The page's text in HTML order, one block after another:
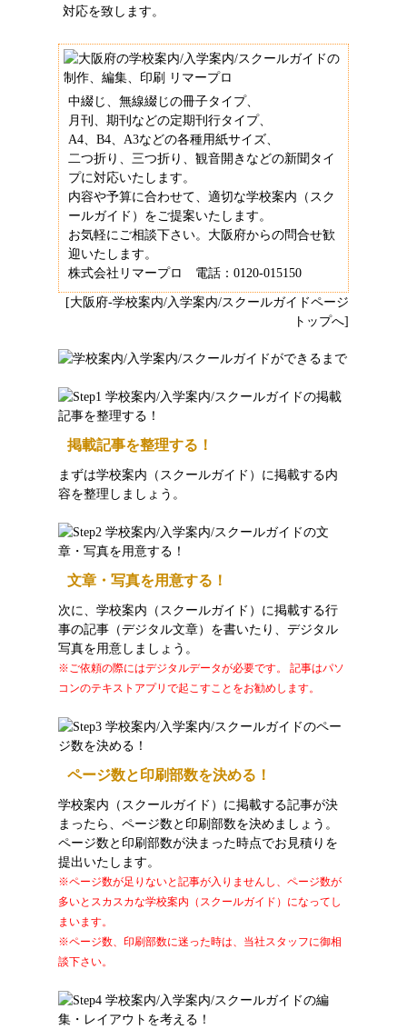
対応を致します。
中綴じ、無線綴じの冊子タイプ、
月刊、期刊などの定期刊行タイプ、
A4、B4、A3などの各種用紙サイズ、
二つ折り、三つ折り、観音開きなどの新聞タイ
プに対応いたします。
内容や予算に合わせて、適切な学校案内（スク
ールガイド）をご提案いたします。
お気軽にご相談下さい。大阪府からの問合せ歓
迎いたします。
株式会社リマープロ 電話：0120-015150
[大阪府-学校案内/入学案内/スクールガイドページ
トップへ]
掲載記事を整理する！
まずは学校案内（スクールガイド）に掲載する内
容を整理しましょう。
文章・写真を用意する！
次に、学校案内（スクールガイド）に掲載する行
事の記事（デジタル文章）を書いたり、デジタル
写真を用意しましょう。
※ご依頼の際にはデジタルデータが必要です。 記事はパソ
コンのテキストアプリで起こすことをお勧めします。
ページ数と印刷部数を決める！
学校案内（スクールガイド）に掲載する記事が決
まったら、ページ数と印刷部数を決めましょう。
ページ数と印刷部数が決まった時点でお見積りを
提出いたします。
※ページ数が足りないと記事が入りませんし、ページ数が
多いとスカスカな学校案内（スクールガイド）になってし
まいます。
※ページ数、印刷部数に迷った時は、当社スタッフに御相
談下さい。